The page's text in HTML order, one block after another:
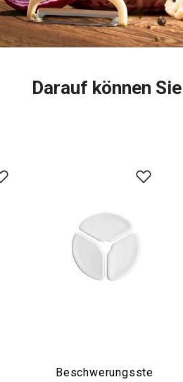
Darauf können
Beschwerungsste